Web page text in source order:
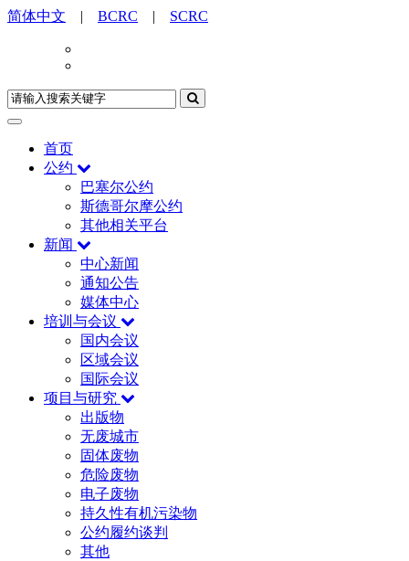
简体中文 | BCRC | SCRC
首页
公约
巴塞尔公约
斯德哥尔摩公约
其他相关平台
新闻
中心新闻
通知公告
媒体中心
培训与会议
国内会议
区域会议
国际会议
项目与研究
出版物
无废城市
固体废物
危险废物
电子废物
持久性有机污染物
公约履约谈判
其他